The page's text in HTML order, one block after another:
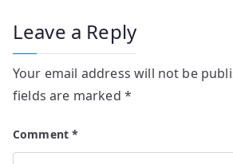
Leave a Reply
Your email address will not be
fields are marked *
Comment*